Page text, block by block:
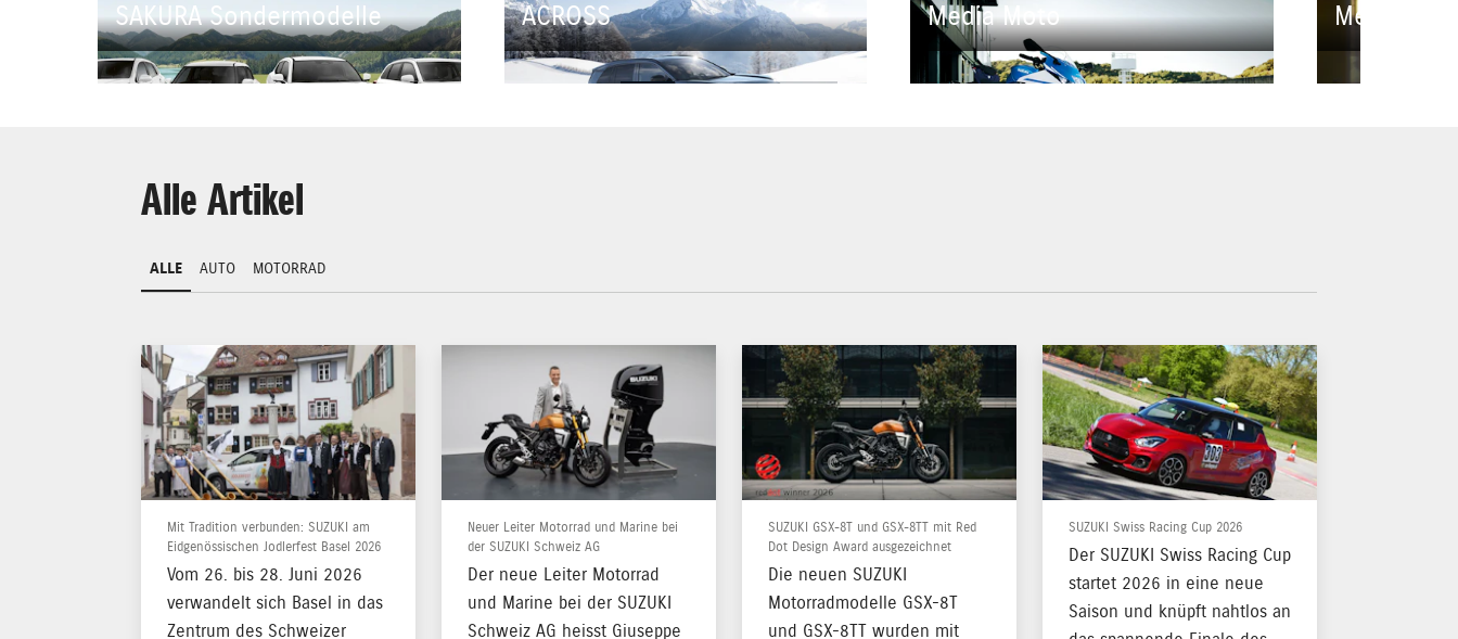
SAKURA Sondermodelle
ACROSS
Media Moto Media
Alle Artikel
ALLE AUTO MOTORRAD
Mit Tradition verbunden: SUZUKI am
Eidgenössischen Jodlerfest Basel 2026
Vom 26. bis 28. Juni 2026
verwandelt sich Basel in das
Zentrum des Schweizer
Neuer Leiter Motorrad und Marine bei
der SUZUKI Schweiz AG
Der neue Leiter Motorrad
und Marine bei der SUZUKI
Schweiz AG heisst Giuseppe
SUZUKI GSX-8T und GSX-8TT mit Red
Dot Design Award ausgezeichnet
Die neuen SUZUKI
Motorradmodelle GSX-8T
und GSX-8TT wurden mit
SUZUKI Swiss Racing Cup 2026
Der SUZUKI Swiss Racing Cup
startet 2026 in eine neue
Saison und knüpft nahtlos an